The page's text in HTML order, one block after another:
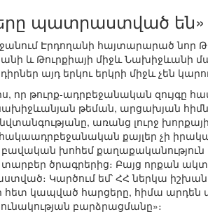
պատրաստված են»
Էրդողանի հայտարարած նոր
և Թուրքիայի միջև Նախիջևանի
այդ երկու երկրի միջև չեն
որ թուրք-ադրբեջանական
թեման, արցախյան
առանց լուրջ
քայլեր չի
խոհեմ քաղաքականություն
ծրագրերից։ Բայց որքան
Կարծում եմ՝ ՀՀ ներկա
կապված հարցերը, հիմա արդեն
բարձրացմանը»։